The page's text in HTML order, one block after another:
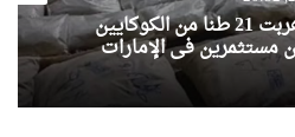
ضربة أمنية لشبكة هربت 21 طنا من الكوكايين
مستثمرين في الإمارات